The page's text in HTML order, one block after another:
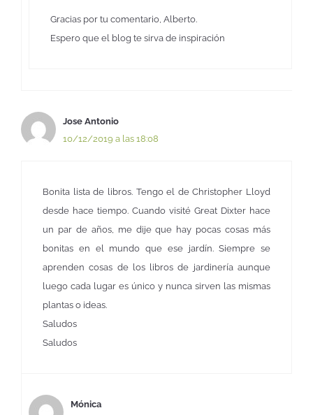
Gracias por tu comentario, Alberto.
Espero que el blog te sirva de inspiración
Jose Antonio
10/12/2019 a las 18:08
Bonita lista de libros. Tengo el de Christopher Lloyd
desde hace tiempo. Cuando visité Great Dixter hace
un par de años, me dije que hay pocas cosas más
bonitas en el mundo que ese jardín. Siempre se
aprenden cosas de los libros de jardinería aunque
luego cada lugar es único y nunca sirven las mismas
plantas o ideas.
Saludos
Saludos
Mónica